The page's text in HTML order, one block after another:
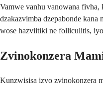
Vamwe vanhu vanowana fivha,
dzakazvimba dzepabonde
wose hazviitiki ne folliculitis,
Zvinokonzera
Kunzwisisa izvo zvinokonzera